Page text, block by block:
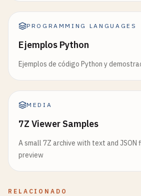
PROGRAMMING LANGUAGES
Ejemplos Python
Ejemplos de código Python y
MEDIA
7Z Viewer Samples
A small 7Z archive with text and
preview
RELACIONADO